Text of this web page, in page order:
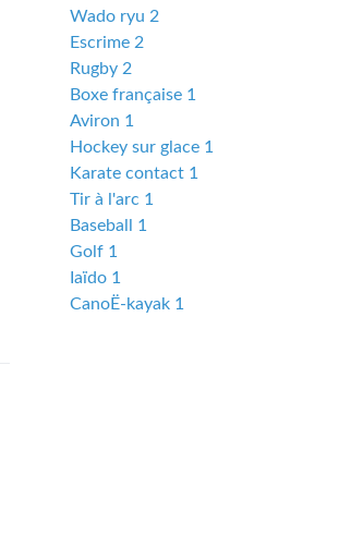
Wado ryu 2
Escrime 2
Rugby 2
Boxe française 1
Aviron 1
Hockey sur glace 1
Karate contact 1
Tir à l'arc 1
Baseball 1
Golf 1
Iaïdo 1
CanoË-kayak 1